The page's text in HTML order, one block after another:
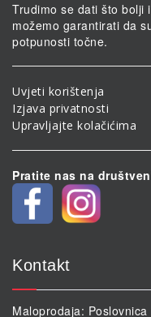
Trudimo se dati što bolji
možemo garantirati da
potpunosti točne.
Uvjeti korištenja
Izjava privatnosti
Upravljajte kolačićima
Pratite nas na
Kontakt
Maloprodaja: